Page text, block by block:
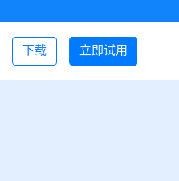
立即试用
下载 登录/注册